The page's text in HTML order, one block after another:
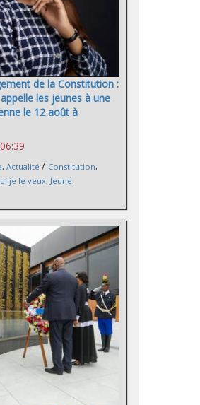
de la Constitution :
les jeunes à une
le 12 août à
, Actualité / Constitution,
je le veux, Jeune,